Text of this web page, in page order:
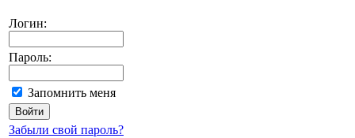
Логин:
Пароль:
Запомнить меня
Забыли свой пароль?